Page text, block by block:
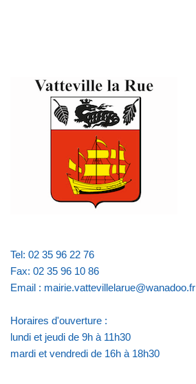
Tel: 02 35 96 22 76
Fax: 02 35 96 10 86
Email : mairie.vattevillelarue@wanadoo.fr
Horaires d'ouverture :
lundi et jeudi de 9h à 11h30
mardi et vendredi de 16h à 18h30